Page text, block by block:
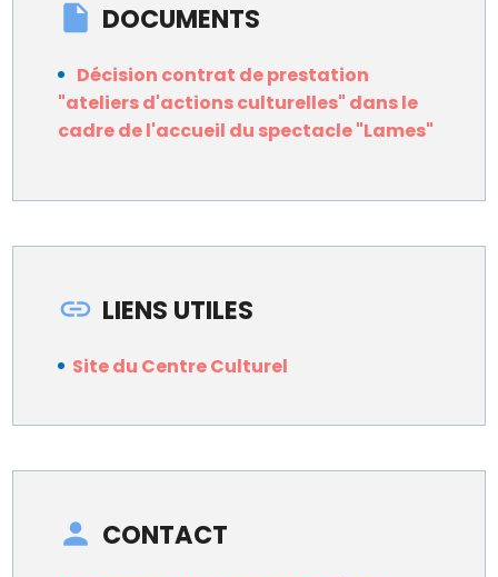
DOCUMENTS
Décision contrat de prestation
"ateliers d'actions culturelles" dans le
cadre de l'accueil du spectacle "Lames"
LIENS UTILES
Site du Centre Culturel
CONTACT